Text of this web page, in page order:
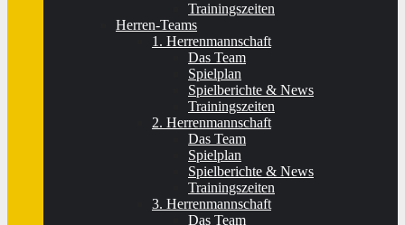
Trainingszeiten
Herren-Teams
1. Herrenmannschaft
Das Team
Spielplan
Spielberichte & News
Trainingszeiten
2. Herrenmannschaft
Das Team
Spielplan
Spielberichte & News
Trainingszeiten
3. Herrenmannschaft
Das Team